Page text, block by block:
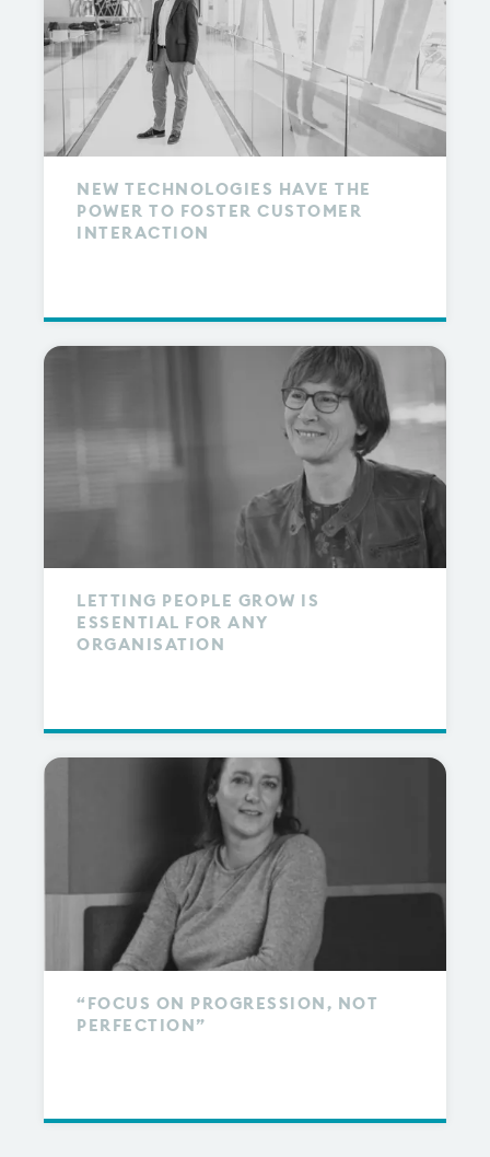
NEW TECHNOLOGIES HAVE THE
POWER TO FOSTER CUSTOMER
INTERACTION
LETTING PEOPLE GROW IS
ESSENTIAL FOR ANY
ORGANISATION
“FOCUS ON PROGRESSION, NOT
PERFECTION”